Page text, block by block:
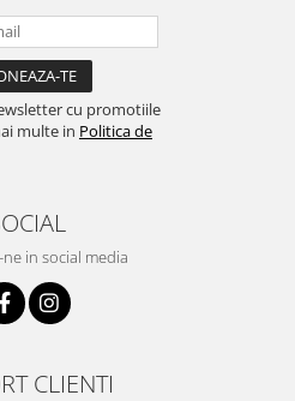
cu promotiile
multe in Politica de
in social media
CLIENTI